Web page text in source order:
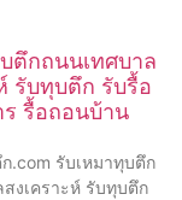
ตึกถนนเทศบาล
รับทุบตึก รับรื้อ
รื้อถอนบ้าน
.com รับเหมาทุบตึก
งเคราะห์ รับทุบตึก